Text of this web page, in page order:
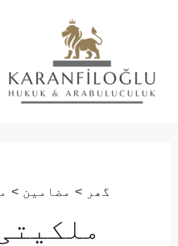
گھر مضامین